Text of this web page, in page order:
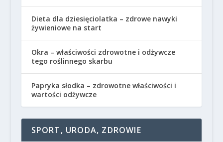
Dieta dla dziesięciolatka – zdrowe nawyki
żywieniowe na start
Okra – właściwości zdrowotne i odżywcze
tego roślinnego skarbu
Papryka słodka – zdrowotne właściwości i
wartości odżywcze
SPORT, URODA, ZDROWIE